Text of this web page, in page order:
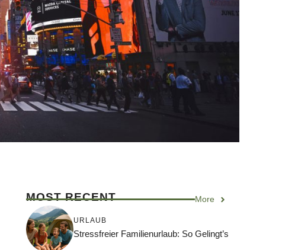
MOST RECENT More
URLAUB
Stressfreier Familienurlaub: So Gelingt’s